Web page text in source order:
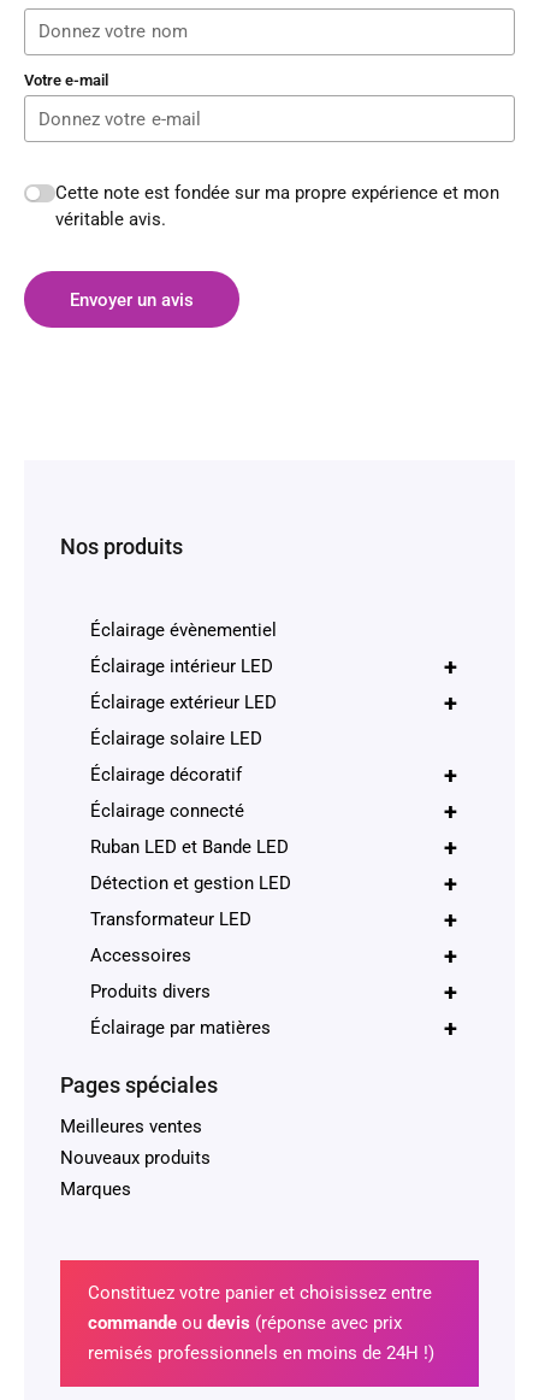
Votre e-mail
Cette note est fondée sur ma propre expérience et mon
véritable avis.
Envoyer un avis
Nos produits
Éclairage évènementiel
+
Éclairage intérieur LED
+
Éclairage extérieur LED
Éclairage solaire LED
+
Éclairage décoratif
+
Éclairage connecté
+
Ruban LED et Bande LED
+
Détection et gestion LED
+
Transformateur LED
+
Accessoires
+
Produits divers
+
Éclairage par matières
Pages spéciales
Meilleures ventes
Nouveaux produits
Marques
Constituez votre panier et choisissez entre
commandeou devis (réponse avec prix
remisés professionnels en moins de 24H !)